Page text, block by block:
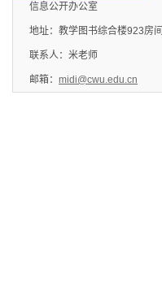
信息公开办公室
地址：教学图书综合楼923房间
联系人：米老师
邮箱： midi@cwu.edu.cn